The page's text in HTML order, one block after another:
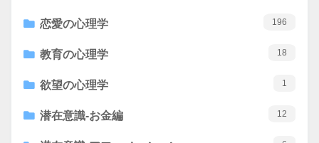
恋愛の心理学 196
教育の心理学 18
欲望の心理学 1
潜在意識-お金編 12